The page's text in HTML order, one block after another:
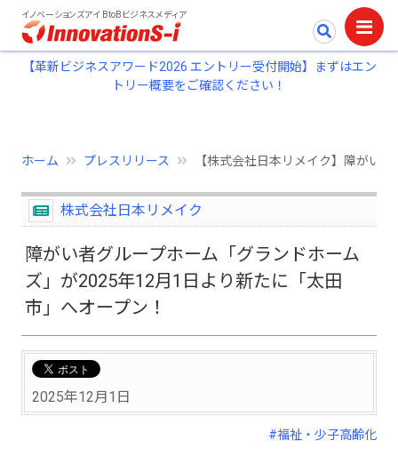
イノベーションズアイ BtoBビジネスメディア
【革新ビジネスアワード2026 エントリー受付開始】まずはエン
トリー概要をご確認ください！
ホーム プレスリリース 【株式会社日本リメイク】障がい
株式会社日本リメイク
障がい者グループホーム「グランドホーム
ズ」が2025年12月1日より新たに「太田
市」へオープン！
2025年12月1日
#福祉・少子高齢化